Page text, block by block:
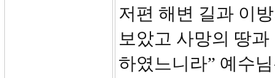
저편 해변 길과 이
보았고 사망의 땅
하였느니라” 예수